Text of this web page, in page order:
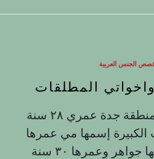
الجنس العربية
المطلقات
انا اسمي تركي من منطقة جدة عمري ۲۸ سنة
إسمها مي عمرها
٣٢ سنة والثانية اسمها جواهر وعمرها ٣٠ سنة